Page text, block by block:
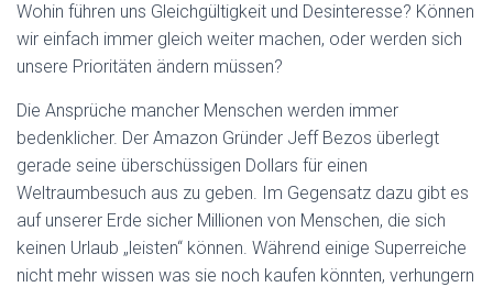
Wohin führen uns Gleichgültigkeit und Desinteresse? Können
wir einfach immer gleich weiter machen, oder werden sich
unsere Prioritäten ändern müssen?
Die Ansprüche mancher Menschen werden immer
bedenklicher. Der Amazon Gründer Jeff Bezos überlegt
gerade seine überschüssigen Dollars für einen
Weltraumbesuch aus zu geben. Im Gegensatz dazu gibt es
auf unserer Erde sicher Millionen von Menschen, die sich
keinen Urlaub „leisten“ können. Während einige Superreiche
nicht mehr wissen was sie noch kaufen könnten, verhungern